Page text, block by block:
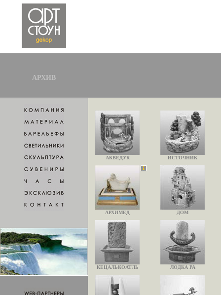
АРХИВ
АКВЕДУК ИСТОЧНИК
АРХИМЕД ДОМ
КЕЦАЛЬКОАТЛЬ ЛОДКА РА